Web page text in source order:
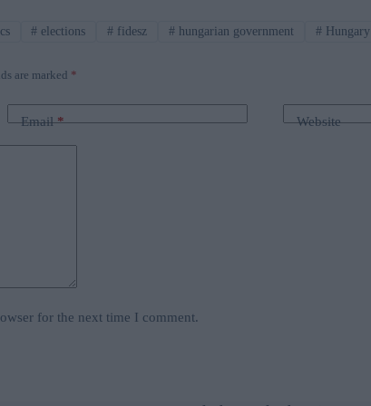
# elections # fidesz # hungarian government #Hungary
are marked *
Email* Website
for the next time I comment.